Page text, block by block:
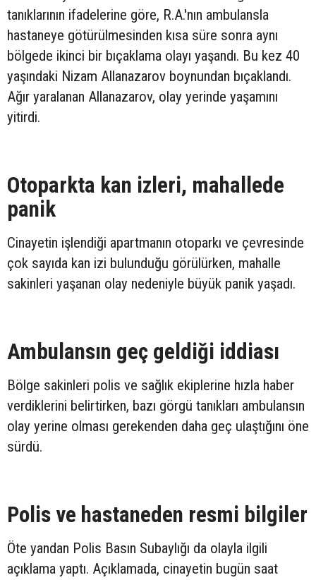
tanıklarının ifadelerine göre, R.A.'nın ambulansla
hastaneye götürülmesinden kısa süre sonra aynı
bölgede ikinci bir bıçaklama olayı yaşandı. Bu kez 40
yaşındaki Nizam Allanazarov boynundan bıçaklandı.
Ağır yaralanan Allanazarov, olay yerinde yaşamını
yitirdi.
Otoparkta kan izleri, mahallede
panik
Cinayetin işlendiği apartmanın otoparkı ve çevresinde
çok sayıda kan izi bulunduğu görülürken, mahalle
sakinleri yaşanan olay nedeniyle büyük panik yaşadı.
Ambulansın geç geldiği iddiası
Bölge sakinleri polis ve sağlık ekiplerine hızla haber
verdiklerini belirtirken, bazı görgü tanıkları ambulansın
olay yerine olması gerekenden daha geç ulaştığını öne
sürdü.
Polis ve hastaneden resmi bilgiler
Öte yandan Polis Basın Subaylığı da olayla ilgili
açıklama yaptı. Açıklamada, cinayetin bugün saat